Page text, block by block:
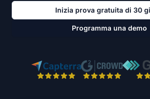
Inizia prova gratuita di 30
Programma una demo